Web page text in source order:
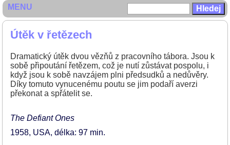
Útěk v řetězech
Dramatický útěk dvou vězňů z pracovního tábora. Jsou k
sobě připoutání řetězem, což je nutí zůstávat pospolu, i
když jsou k sobě navzájem plni předsudků a nedůvěry.
Díky tomuto vynucenému poutu se jim podaří averzi
překonat a spřátelit se.
The Defiant Ones
1958 USA délka: 97 min
MENU